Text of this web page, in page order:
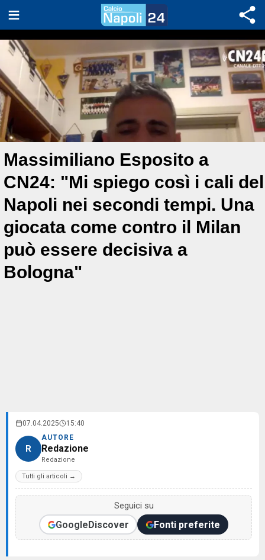
Massimiliano Esposito a
CN24: "Mi spiego così i cali del
Napoli nei secondi tempi. Una
giocata come contro il Milan
può essere decisiva a
Bologna"
07.04.2025 15:40
R
AUTORE
Redazione
Redazione
Tutti gli articoli →
Seguici su
GoogleDiscover Fonti preferite